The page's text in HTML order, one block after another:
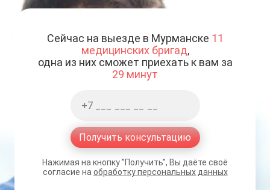
Сейчас на выезде в Мурманске 11
медицинских бригад,
одна из них сможет приехать к вам за
29 минут
Получить консультацию
Нажимая на кнопку ”Получить”, Вы даёте своё
согласие на обработку персональных данных